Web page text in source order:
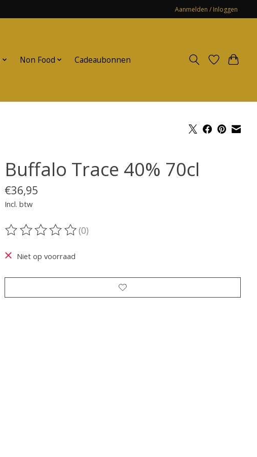
Aanmelden / Inloggen
Non Food Cadeaubonnen
Buffalo Trace 40% 70cl
€36,95
Incl. btw
De beoordeling van dit product is
(0)
Niet op voorraad